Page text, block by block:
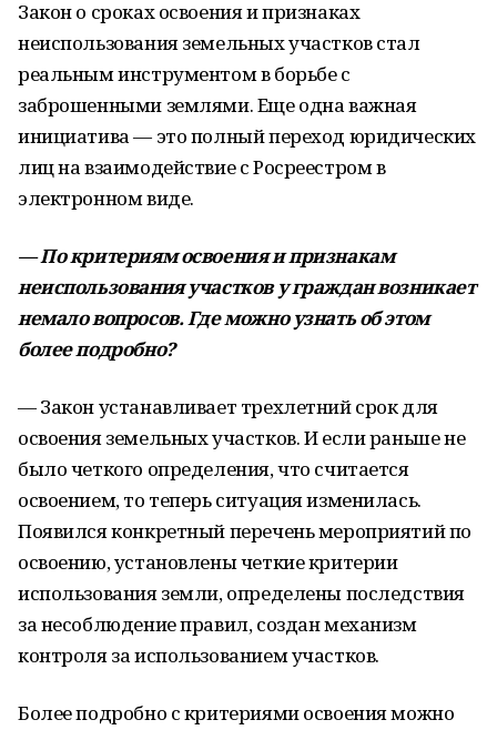
Закон о сроках освоения и признаках
неиспользования земельных участков стал
реальным инструментом в борьбе с
заброшенными землями. Еще одна важная
инициатива — это полный переход юридических
лиц на взаимодействие с Росреестром в
электронном виде.
— По критериям освоения и признакам
неиспользования участков у граждан возникает
немало вопросов. Где можно узнать об этом
более подробно?
— Закон устанавливает трехлетний срок для
освоения земельных участков. И если раньше не
было четкого определения, что считается
освоением, то теперь ситуация изменилась.
Появился конкретный перечень мероприятий по
освоению, установлены четкие критерии
использования земли, определены последствия
за несоблюдение правил, создан механизм
контроля за использованием участ­ков.
Более подробно с критериями освоения можно